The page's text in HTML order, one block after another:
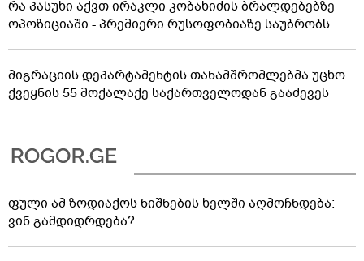
რა პასუხი აქვთ ირაკლი კობახიძის ბრალდებებზე
ოპოზიციაში - პრემიერი რუსოფობიაზე საუბრობს
მიგრაციის დეპარტამენტის თანამშრომლებმა უცხო
ქვეყნის 55 მოქალაქე საქართველოდან გააძევეს
ფული ამ ზოდიაქოს ნიშნების ხელში აღმოჩნდება:
ვინ გამდიდრდება?